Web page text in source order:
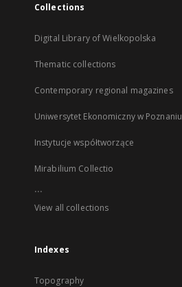
Collections
Digital Library of Wielkopolska
Thematic collections
Contemporary regional magazines
Uniwersytet Ekonomiczny w Poznaniu
Instytucje współtworzące
Mirabilium Collectio
...
View all collections
Indexes
Topography